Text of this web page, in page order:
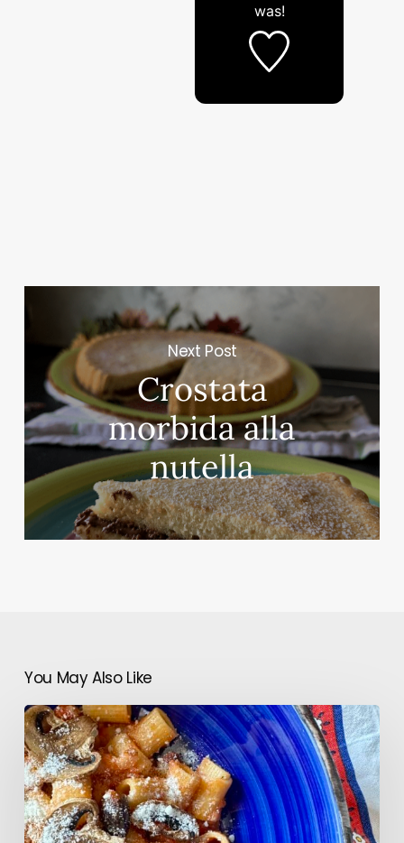
was!
Next Post
Crostata
morbida alla
nutella
You May Also Like
La
contadina
zozzona